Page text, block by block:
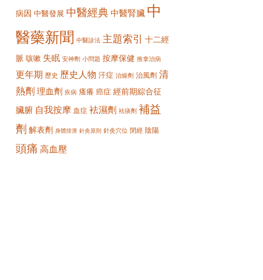
病因 中醫發展 中醫經典 中醫腎臟 中
醫藥新聞 中醫診法 主題索引 十二經
脈 咳嗽 失眠 安神劑 小問題 按摩保健 推拿治病
更年期 歷史 歷史人物 汗症 治燥劑 治風劑 清
熱劑 理血劑 疾病 瘙癢 癌症 經前期綜合征
臟腑 自我按摩 血症 袪濕劑 袪痰劑 補益
劑 解表劑 身體排泄 針灸原則 針灸穴位 閉經 陰陽
頭痛 高血壓